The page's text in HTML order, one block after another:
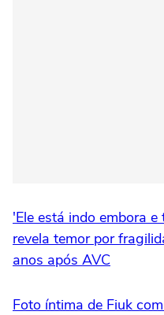
'Ele está indo embora
revela temor por
anos após AVC
Foto íntima de Fiuk